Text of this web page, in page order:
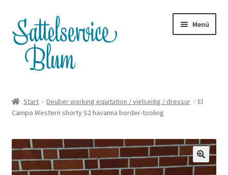
Zur
Navigation
springen
Zum
Inhalt
springen
Menü
Whatsapp
Satteltouren
Shop
Start Deuber working equitation / vielseitig / dressur
El
Campo Western shorty S2 havanna border-tooling